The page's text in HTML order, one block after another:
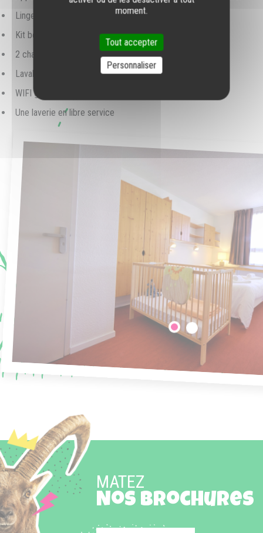
Linge de toilette fourni
Kit bébé fourni (lit, baignoire, chaise haute)
2 chambres adaptées aux personnes à mobilité réduite
Lavabo, douche, WC dans toutes les chambres
WIFI gratuit dans toutes les chambres
Une laverie en libre service
MATEZ
Nos brochures
moment.
Tout accepter
Personnaliser